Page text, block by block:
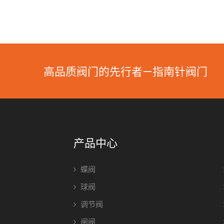
高品质阀门的先行者—指南针阀门
产品中心
蝶阀
球阀
调节阀
闸阀